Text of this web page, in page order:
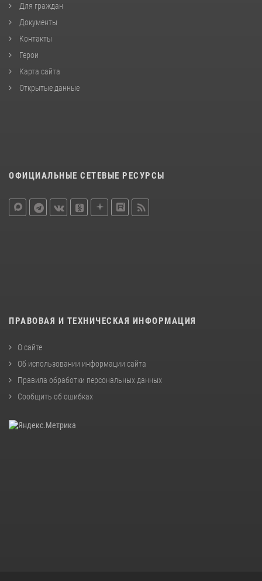
Для граждан
Документы
Контакты
Герои
Карта сайта
Открытые данные
ОФИЦИАЛЬНЫЕ СЕТЕВЫЕ РЕСУРСЫ
ПРАВОВАЯ И ТЕХНИЧЕСКАЯ ИНФОРМАЦИЯ
О сайте
Об использовании информации сайта
Правила обработки персональных данных
Сообщить об ошибках